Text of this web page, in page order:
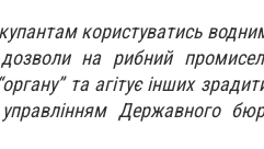
користуватись
дозволи на рибний
та агітує інших
управлінням Державного